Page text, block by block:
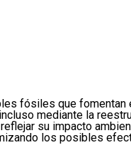
fósiles que
mediante la
su impacto
los posibles